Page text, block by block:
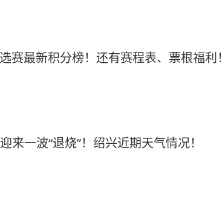
赛最新积分榜！还有赛程表、票根福利！
来一波“退烧”！绍兴近期天气情况！